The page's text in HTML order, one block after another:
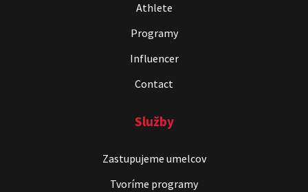
Athlete
Programy
Influencer
Contact
Služby
Zastupujeme umelcov
Tvoríme programy